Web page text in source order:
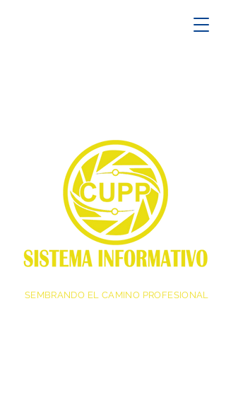
SEMBRANDO EL CAMINO PROFESIONAL